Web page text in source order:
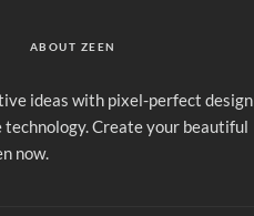
ABOUT ZEEN
ideas with pixel-perfect design
technology. Create your beautiful
now.